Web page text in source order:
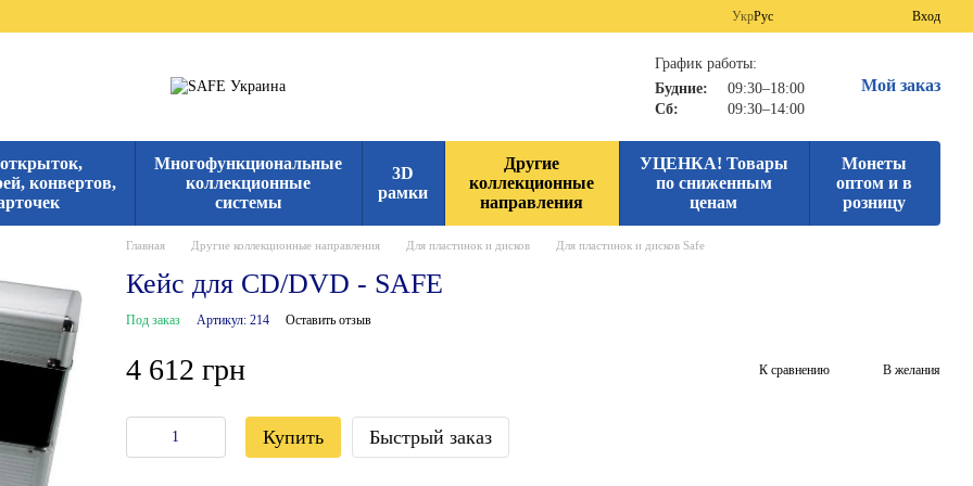
УкрРус Вход
График работы:
Будние:
09:30–18:00
Сб:
09:30–14:00
Мой заказ
конвертов,
Многофункциональные
коллекционные
системы
3D
рамки
Другие
коллекционные
направления
УЦЕНКА! Товары
по сниженным
ценам
Монеты
оптом и в
розницу
Главная Другие коллекционные направления Для пластинок и дисков Для пластинок и дисков Safe
Кейс для CD/DVD - SAFE
Под заказ Артикул: 214 Оставить отзыв
4 612 грн К сравнению В желания
Купить Быстрый заказ